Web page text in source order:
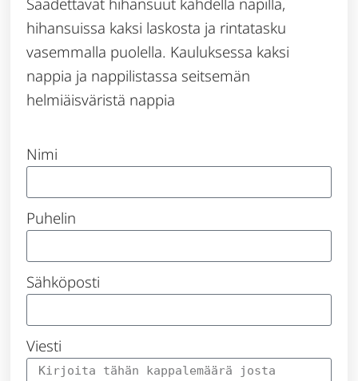
hihansuissa kaksi laskosta ja rintatasku
vasemmalla puolella. Kauluksessa kaksi
nappia ja nappilistassa seitsemän
helmiäisväristä nappia
Nimi
Puhelin
Sähköposti
Viesti